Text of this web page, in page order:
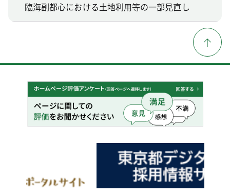
臨海副都心における土地利用等の一部見直し